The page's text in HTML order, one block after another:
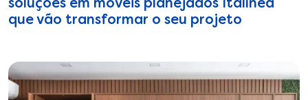
soluções em móveis planejados Italínea
que vão transformar o seu projeto